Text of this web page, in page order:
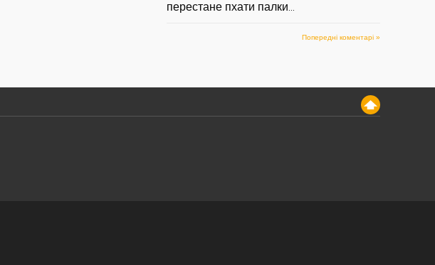
перестане пхати палки
Попередні коментарі »